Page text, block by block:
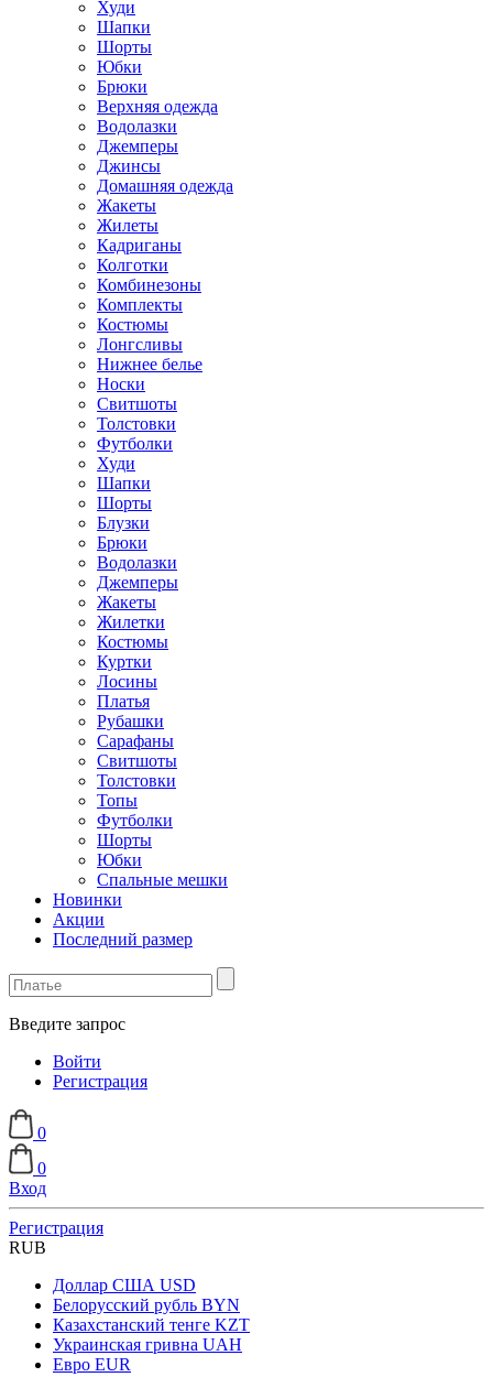
Худи
Шапки
Шорты
Юбки
Брюки
Верхняя одежда
Водолазки
Джемперы
Джинсы
Домашняя одежда
Жакеты
Жилеты
Кадриганы
Колготки
Комбинезоны
Комплекты
Костюмы
Лонгсливы
Нижнее белье
Носки
Свитшоты
Толстовки
Футболки
Худи
Шапки
Шорты
Блузки
Брюки
Водолазки
Джемперы
Жакеты
Жилетки
Костюмы
Куртки
Лосины
Платья
Рубашки
Сарафаны
Свитшоты
Толстовки
Топы
Футболки
Шорты
Юбки
Спальные мешки
Новинки
Акции
Последний размер
Введите запрос
Войти
Регистрация
0
0
Вход
Регистрация
RUB
Доллар США USD
Белорусский рубль BYN
Казахстанский тенге KZT
Украинская гривна UAH
Евро EUR